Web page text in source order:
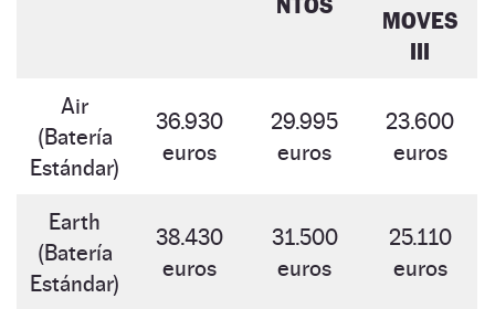
MOVES
III
Air
(Batería
Estándar)
36.930
euros
29.995
euros
23.600
euros
Earth
(Batería
Estándar)
38.430
euros
31.500
euros
25.110
euros